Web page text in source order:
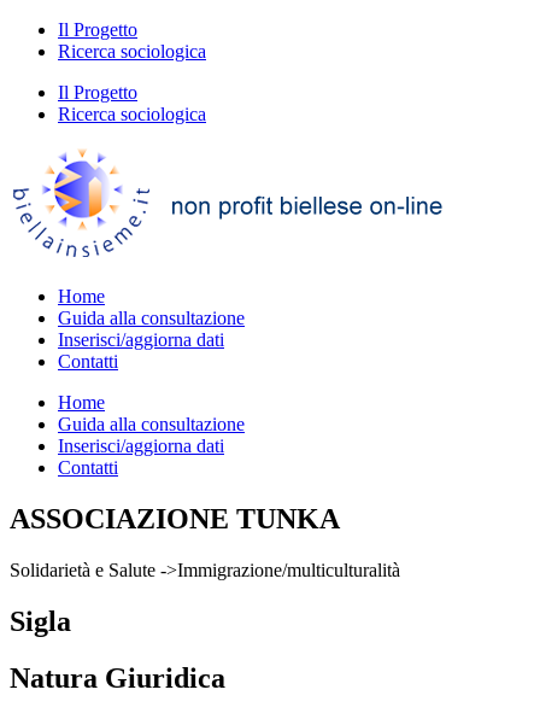
Il Progetto
Ricerca sociologica
Il Progetto
Ricerca sociologica
Home
Guida alla consultazione
Inserisci/aggiorna dati
Contatti
Home
Guida alla consultazione
Inserisci/aggiorna dati
Contatti
ASSOCIAZIONE TUNKA
Solidarietà e Salute ->Immigrazione/multiculturalità
Sigla
Natura Giuridica